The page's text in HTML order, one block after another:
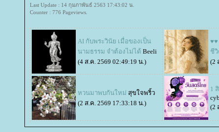
Last Update : 14 กุมภาพันธ์ 2563 17:43:02 น.
Counter : 776 Pageviews.
AI กับพระวินัย เมื่อของเป็น
นามธรรม จำต้องไม่ได้ Beeli
(4 ส.ค. 2569 02:49:19 น.)
♥♥
ชี
(2
หวนมาพบกันใหม่ สุขใจพริ้ว
(2 ส.ค. 2569 17:33:18 น.)
1
(2